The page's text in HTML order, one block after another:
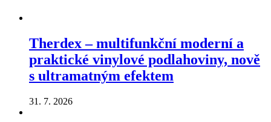
Therdex – multifunkční moderní a
praktické vinylové podlahoviny, nově
s ultramatným efektem
31. 7. 2026